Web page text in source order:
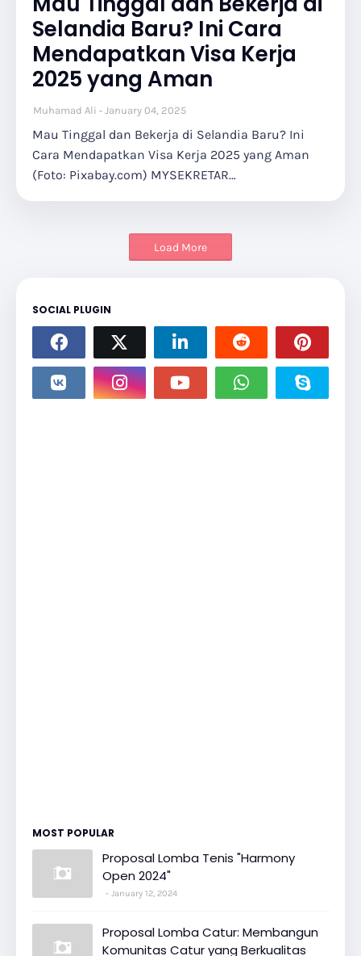
Selandia Baru? Ini Cara
Mendapatkan Visa Kerja
2025 yang Aman
Muhamad Ali January 04, 2025
Mau Tinggal dan Bekerja di Selandia Baru? Ini
Cara Mendapatkan Visa Kerja 2025 yang Aman
(Foto: Pixabay.com) MYSEKRETAR…
Load More
SOCIAL PLUGIN
MOST POPULAR
Proposal Lomba Tenis "Harmony
Open 2024"
January 12, 2024
Proposal Lomba Catur: Membangun
Komunitas Catur yang Berkualitas